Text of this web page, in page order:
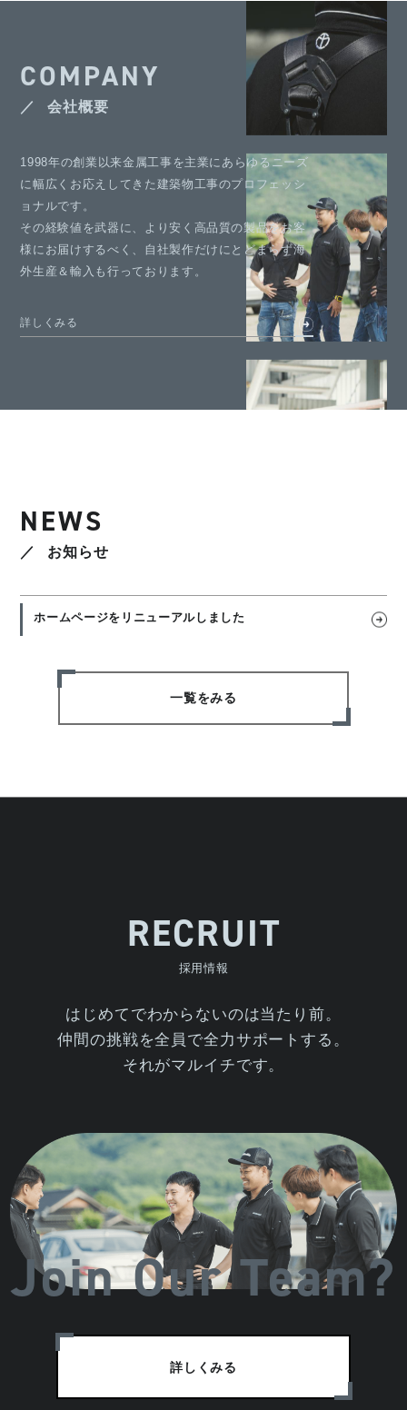
COMPANY
会社概要
1998年の創業以来金属工事を主業にあらゆるニーズ
に幅広くお応えしてきた建築物工事のプロフェッシ
ョナルです。
その経験値を武器に、より安く高品質の製品をお客
様にお届けするべく、自社製作だけにとどまらず海
外生産＆輸入も行っております。
詳しくみる
NEWS
お知らせ
ホームページをリニューアルしました
一覧をみる
RECRUIT
採用情報
はじめてでわからないのは当たり前。
仲間の挑戦を全員で全力サポートする。
それがマルイチです。
Join Our Team?
詳しくみる